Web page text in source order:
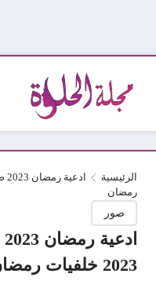
الرئيسية
رمضان
صور
2023 خلفيات رمضان